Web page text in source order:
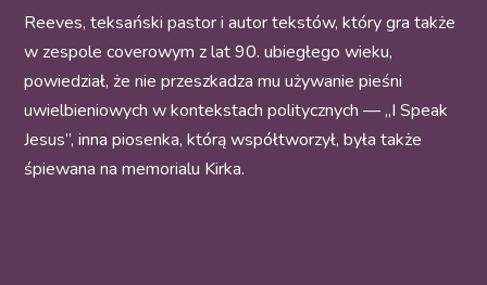
Reeves, teksański pastor i autor tekstów, który gra także
w zespole coverowym z lat 90. ubiegłego wieku,
powiedział, że nie przeszkadza mu używanie pieśni
uwielbieniowych w kontekstach politycznych — „I Speak
Jesus”, inna piosenka, którą współtworzył, była także
śpiewana na memorialu Kirka.